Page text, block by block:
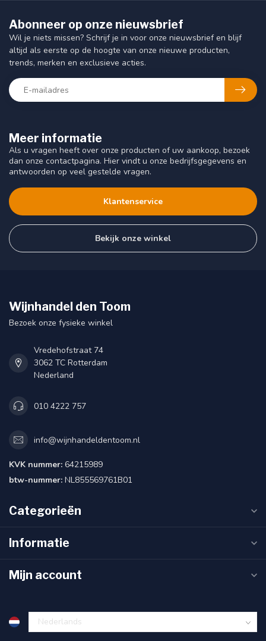
Meer informatie
Als u vragen heeft over onze producten of uw aankoop, bezoek
dan onze contactpagina. Hier vindt u onze bedrijfsgegevens en
antwoorden op veel gestelde vragen.
Klantenservice
Bekijk onze winkel
Abonneer op onze nieuwsbrief
Wil je niets missen? Schrijf je in voor onze nieuwsbrief en blijf
altijd als eerste op de hoogte van onze nieuwe producten,
trends, merken en exclusieve acties.
Wijnhandel den Toom
Bezoek onze fysieke winkel
Vredehofstraat 74
3062 TC Rotterdam
Nederland
010 4222 757
info@wijnhandeldentoom.nl
KVK nummer: 64215989
btw-nummer: NL855569761B01
Categorieën
Informatie
Mijn account